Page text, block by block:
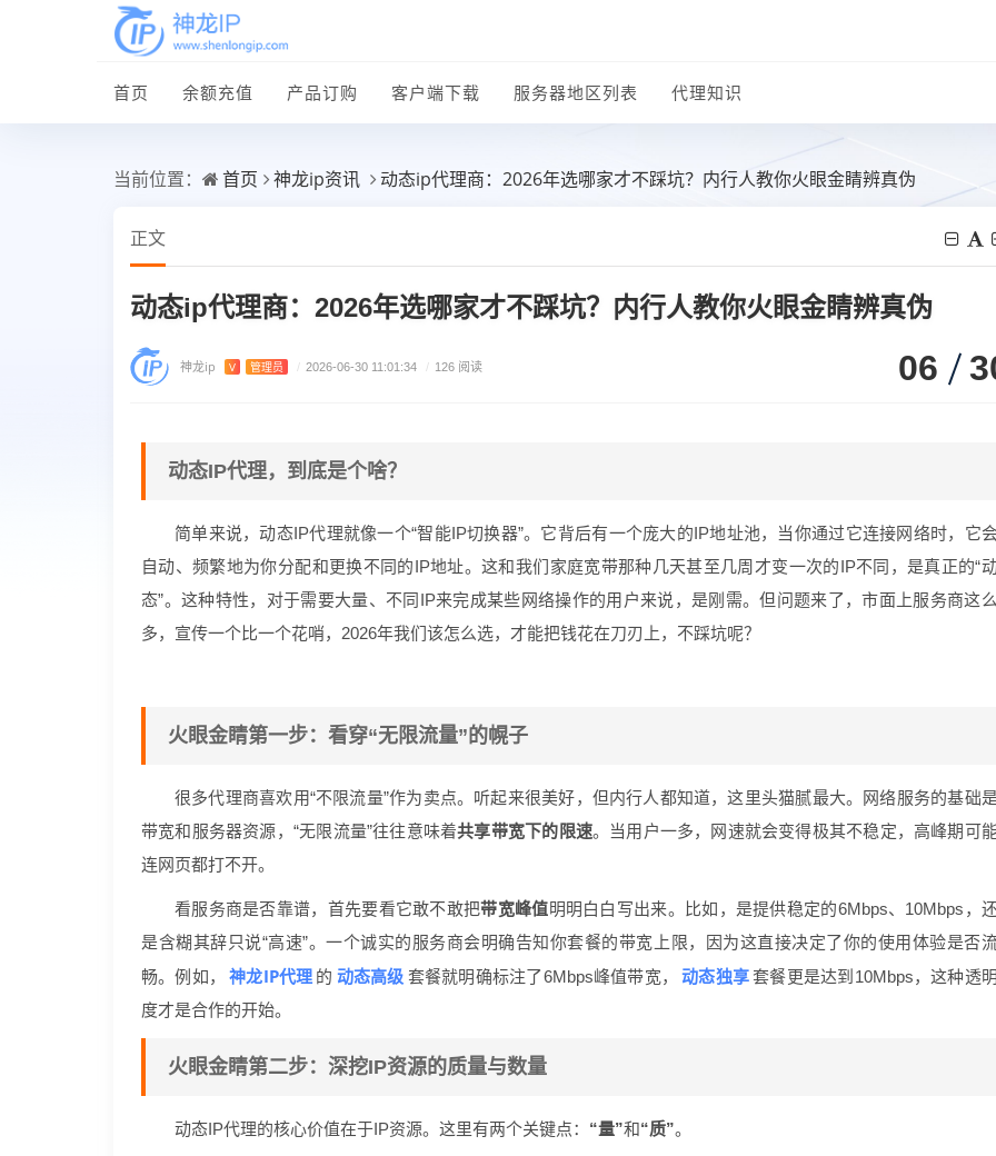
首页 余额充值 产品订购 客户端下载 服务器地区列表 代理知识
当前位置： 首页 神龙ip资讯 动态ip代理商：2026年选哪家才不踩坑？内行人教你火眼金睛辨真伪
正文
动态ip代理商：2026年选哪家才不踩坑？内行人教你火眼金睛辨真伪
神龙ip V 管理员 / 2026-06-30 11:01:34 / 126 阅读 06
动态IP代理，到底是个啥？
简单来说，动态IP代理就像一个“智能IP切换器”。它背后有一个庞大的IP地址池，当你通过它连接网络时，它
自动、频繁地为你分配和更换不同的IP地址。这和我们家庭宽带那种几天甚至几周才变一次的IP不同，是真正的“
态”。这种特性，对于需要大量、不同IP来完成某些网络操作的用户来说，是刚需。但问题来了，市面上服务商这
多，宣传一个比一个花哨，2026年我们该怎么选，才能把钱花在刀刃上，不踩坑呢？
火眼金睛第一步：看穿“无限流量”的幌子
很多代理商喜欢用“不限流量”作为卖点。听起来很美好，但内行人都知道，这里头猫腻最大。网络服务的基础
带宽和服务器资源，“无限流量”往往意味着共享带宽下的限速。当用户一多，网速就会变得极其不稳定，高峰期可
连网页都打不开。
看服务商是否靠谱，首先要看它敢不敢把带宽峰值明明白白写出来。比如，是提供稳定的6Mbps、10Mbps，
是含糊其辞只说“高速”。一个诚实的服务商会明确告知你套餐的带宽上限，因为这直接决定了你的使用体验是否
畅。例如，
神龙IP代理 的 动态高级 套餐就明确标注了6Mbps峰值带宽， 动态独享 套餐更是达到10Mbps，这种透
度才是合作的开始。
火眼金睛第二步：深挖IP资源的质量与数量
动态IP代理的核心价值在于IP资源。这里有两个关键点： “量”和“质”。